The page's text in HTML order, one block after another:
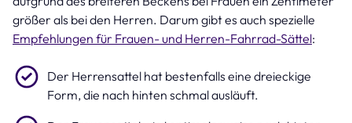
größer als bei den Herren. Darum gibt es auch spezielle
Empfehlungen für Frauen- und Herren-Fahrrad-Sättel:
Der Herrensattel hat bestenfalls eine dreieckige
Form, die nach hinten schmal ausläuft.